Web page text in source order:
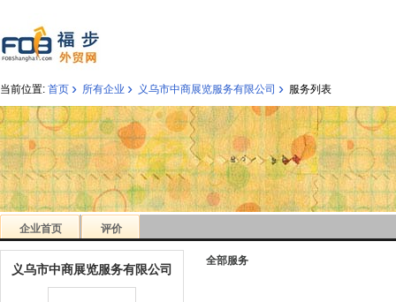
当前位置: 首页 › 所有企业 › 义乌市中商展览服务有限公司 › 服务列表
企业首页 评价
义乌市中商展览服务有限公司
全部服务